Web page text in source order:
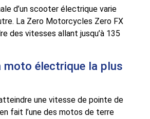
d’un scooter électrique varie
La Zero Motorcycles Zero FX
des vitesses allant jusqu’à 135
moto électrique la plus
une vitesse de pointe de
fait l’une des motos de terre